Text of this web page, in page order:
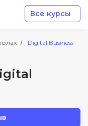
Все курсы
Digital Business